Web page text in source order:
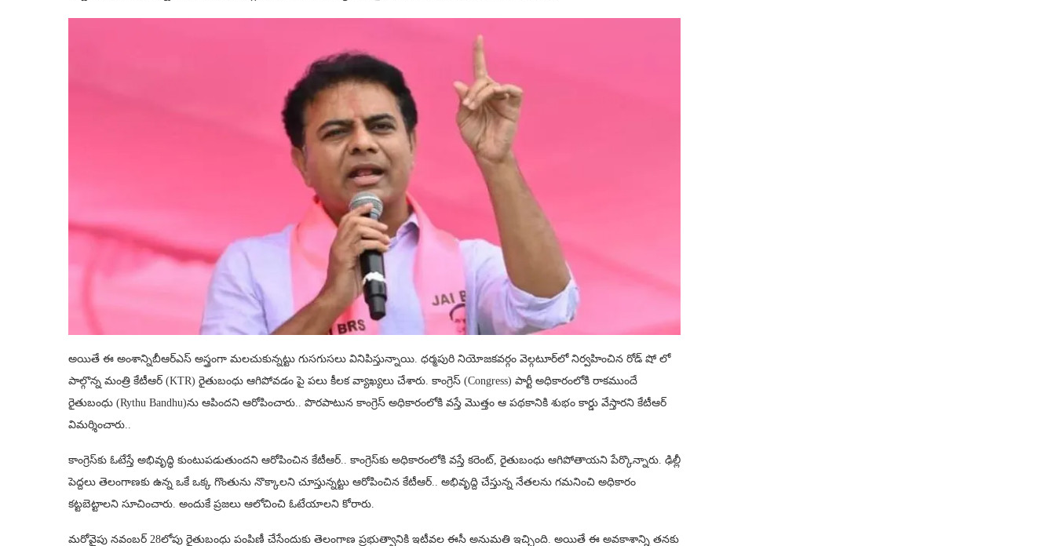
అయితే ఈ అంశాన్నిబీఆర్ఎస్ అస్త్రంగా మలచుకున్నట్టు గుసగుసలు వినిపిస్తున్నాయి. ధర్మపురి నియోజకవర్గం వెల్గటూర్‌లో నిర్వహించిన రోడ్‌ షో లో
పాల్గొన్న మంత్రి కేటీఆర్‌ (KTR) రైతుబంధు ఆగిపోవడం పై పలు కీలక వ్యాఖ్యలు చేశారు. కాంగ్రెస్‌ (Congress) పార్టీ అధికారంలోకి రాకముందే
రైతుబంధు (Rythu Bandhu)ను ఆపిందని ఆరోపించారు.. పొరపాటున కాంగ్రెస్ అధికారంలోకి వస్తే మొత్తం ఆ పథకానికి శుభం కార్డు వేస్తారని కేటీఆర్
విమర్శించారు..
కాంగ్రెస్‌కు ఓటేస్తే అభివృద్ధి కుంటుపడుతుందని ఆరోపించిన కేటీఆర్.. కాంగ్రెస్‌కు అధికారంలోకి వస్తే కరెంట్‌, రైతుబంధు ఆగిపోతాయని పేర్కొన్నారు. ఢిల్లీ
పెద్దలు తెలంగాణకు ఉన్న ఒకే ఒక్క గొంతును నొక్కాలని చూస్తున్నట్టు ఆరోపించిన కేటీఆర్.. అభివృద్ది చేస్తున్న నేతలను గమనించి అధికారం
కట్టబెట్టాలని సూచించారు. అందుకే ప్రజలు ఆలోచించి ఓటేయాలని కోరారు.
మరోవైపు నవంబర్ 28లోపు రైతుబంధు పంపిణీ చేసేందుకు తెలంగాణ ప్రభుత్వానికి ఇటీవల ఈసీ అనుమతి ఇచ్చింది. అయితే ఈ అవకాశాన్ని తనకు